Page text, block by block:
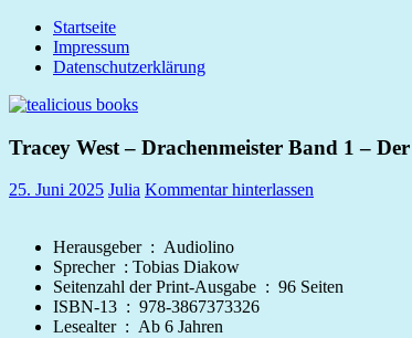
Zum
Inhalt
springen
tealicious
books
Startseite
Impressum
Datenschutzerklärung
Tracey West – Drachenmeister Band 1 –
25. Juni 2025 Julia Kommentar hinterlassen
Herausgeber ‏ : ‎ Audiolino
Sprecher ‏ : ‎Tobias Diakow
Seitenzahl der Print-Ausgabe ‏ : ‎ 96 Seiten
ISBN-13 ‏ : ‎ 978-3867373326
Lesealter ‏ : ‎ Ab 6 Jahren